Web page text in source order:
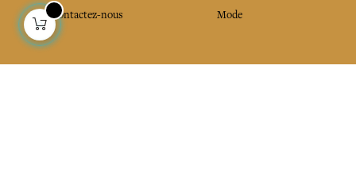
Contactez-nous
Mode